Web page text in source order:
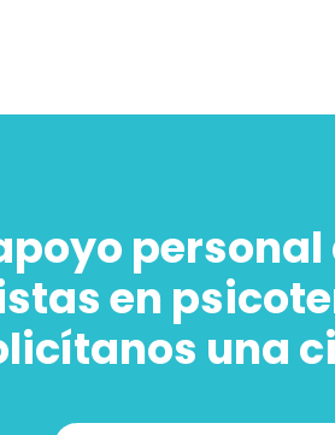
en
una